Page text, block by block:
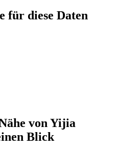
für diese Daten
von Yijia
Blick